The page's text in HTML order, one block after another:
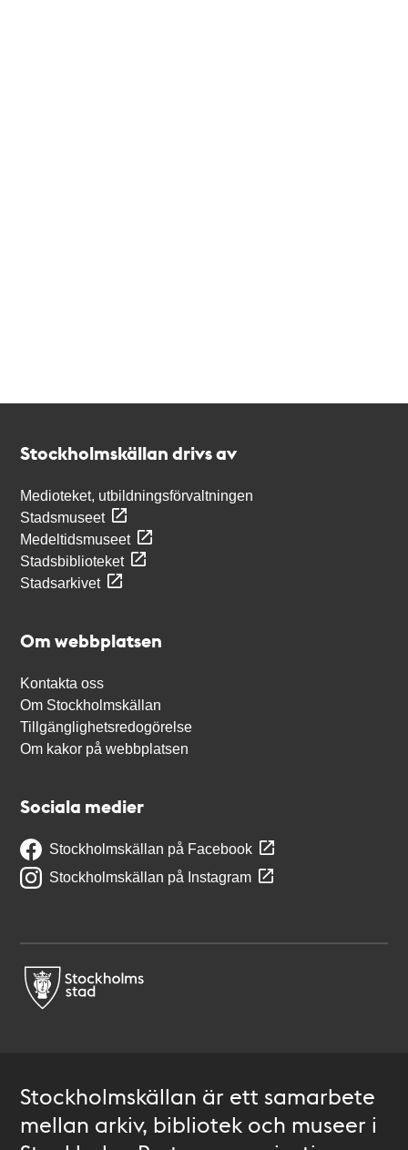
Stockholmskällan drivs av
Medioteket, utbildningsförvaltningen
Stadsmuseet
Medeltidsmuseet
Stadsbiblioteket
Stadsarkivet
Om webbplatsen
Kontakta oss
Om Stockholmskällan
Tillgänglighetsredogörelse
Om kakor på webbplatsen
Sociala medier
Stockholmskällan på Facebook
Stockholmskällan på Instagram
Stockholmskällan är ett samarbete
mellan arkiv, bibliotek och museer i